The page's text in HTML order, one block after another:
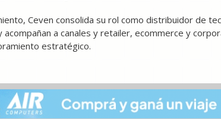
Ceven consolida su rol como distribuidor de
a canales y retailer, ecommerce y
estratégico.